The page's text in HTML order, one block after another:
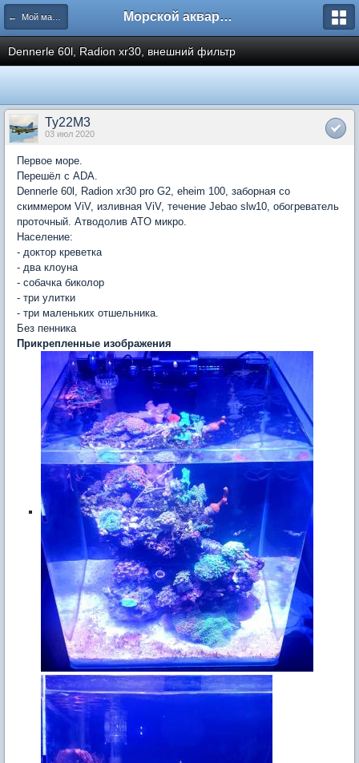
← Мой маленький морской аквариум Морской аквариум. Форумы ReefCentral.ru
Dennerle 60l, Radion xr30, внешний фильтр
Ty22M3
03 июл 2020
Первое море.
Перешёл с ADA.
Dennerle 60l, Radion xr30 pro G2, eheim 100, заборная со
скиммером ViV, изливная ViV, течение Jebao slw10, обогреватель
проточный. Атводолив ATO микро.
Население:
- доктор креветка
- два клоуна
- собачка биколор
- три улитки
- три маленьких отшельника.
Без пенника
Прикрепленные изображения